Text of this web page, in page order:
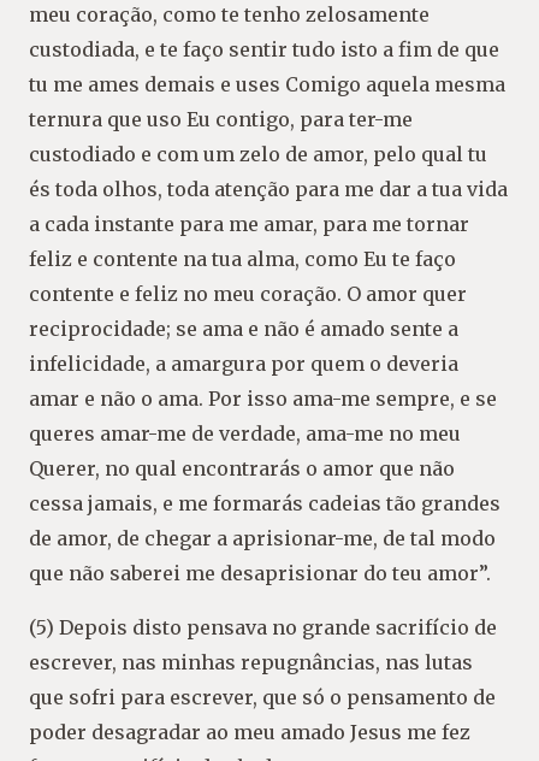
meu coração, como te tenho zelosamente
custodiada, e te faço sentir tudo isto a fim de que
tu me ames demais e uses Comigo aquela mesma
ternura que uso Eu contigo, para ter-me
custodiado e com um zelo de amor, pelo qual tu
és toda olhos, toda atenção para me dar a tua vida
a cada instante para me amar, para me tornar
feliz e contente na tua alma, como Eu te faço
contente e feliz no meu coração. O amor quer
reciprocidade; se ama e não é amado sente a
infelicidade, a amargura por quem o deveria
amar e não o ama. Por isso ama-me sempre, e se
queres amar-me de verdade, ama-me no meu
Querer, no qual encontrarás o amor que não
cessa jamais, e me formarás cadeias tão grandes
de amor, de chegar a aprisionar-me, de tal modo
que não saberei me desaprisionar do teu amor”.
(5) Depois disto pensava no grande sacrifício de
escrever, nas minhas repugnâncias, nas lutas
que sofri para escrever, que só o pensamento de
poder desagradar ao meu amado Jesus me fez